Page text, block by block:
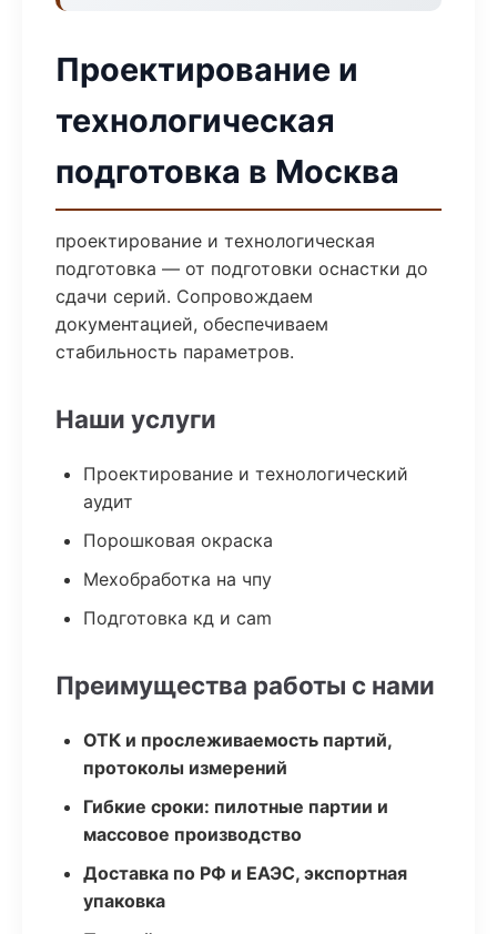
Проектирование и
технологическая
подготовка в Москва
проектирование и технологическая
подготовка — от подготовки оснастки до
сдачи серий. Сопровождаем
документацией, обеспечиваем
стабильность параметров.
Наши услуги
Проектирование и технологический
аудит
Порошковая окраска
Мехобработка на чпу
Подготовка кд и cam
Преимущества работы с нами
ОТК и прослеживаемость партий,
протоколы измерений
Гибкие сроки: пилотные партии и
массовое производство
Доставка по РФ и ЕАЭС, экспортная
упаковка